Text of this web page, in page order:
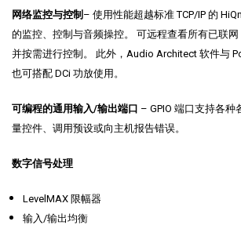
网络监控与控制 – 使用性能超越标准 TCP/IP 的
的监控、控制与音频操控。 可远程查看所有已联
并按需进行控制。 此外，Audio Architect 软件与
也可搭配 DCi 功放使用。
可编程的通用输入/输出端口 – GPIO 端口支持各
量控件、调用预设或向主机报告错误。
数字信号处理
LevelMAX 限幅器
输入/输出均衡